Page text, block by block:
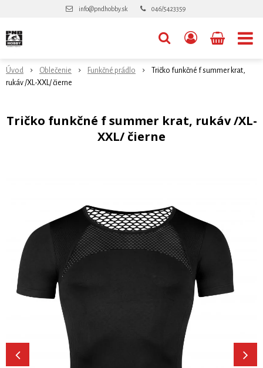
info@pndhobby.sk 046/5423359
Úvod Oblečenie Funkčné prádlo
Tričko funkčné f summer krat,
rukáv /XL-XXL/ čierne
Tričko funkčné f summer krat, rukáv /XL-
XXL/ čierne